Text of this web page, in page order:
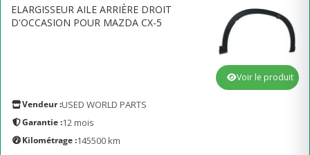
ELARGISSEUR AILE ARRIÈRE DROIT
D'OCCASION POUR MAZDA CX-5
Vendeur :USED WORLD PARTS
Garantie :12 mois
Kilométrage :145500 km
Voir le produit